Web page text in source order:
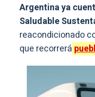
Argentina ya
Saludable
reacondicionado
que recorrerá